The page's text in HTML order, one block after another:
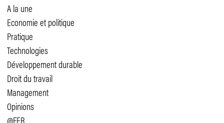
A la une
Economie et politique
Pratique
Technologies
Développement durable
Droit du travail
Management
Opinions
@FER